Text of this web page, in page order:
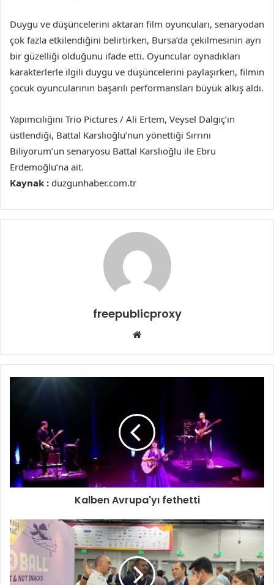
Duygu ve düşüncelerini aktaran film oyuncuları, senaryodan
çok fazla etkilendiğini belirtirken, Bursa’da çekilmesinin ayrı
bir güzelliği olduğunu ifade etti. Oyuncular oynadıkları
karakterlerle ilgili duygu ve düşüncelerini paylaşırken, filmin
çocuk oyuncularının başarılı performansları büyük alkış aldı.
Yapımcılığını Trio Pictures / Ali Ertem, Veysel Dalgıç’ın
üstlendiği, Battal Karslıoğlu’nun yönettiği Sırrını
Biliyorum’un senaryosu Battal Karslıoğlu ile Ebru
Erdemoğlu’na ait.
Kaynak : duzgunhaber.com.tr
freepublicproxy
Web
Kalben Avrupa'yı fethetti